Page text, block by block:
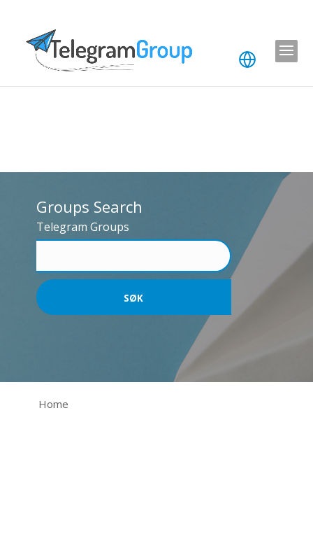
Groups Search
Telegram Groups
Home